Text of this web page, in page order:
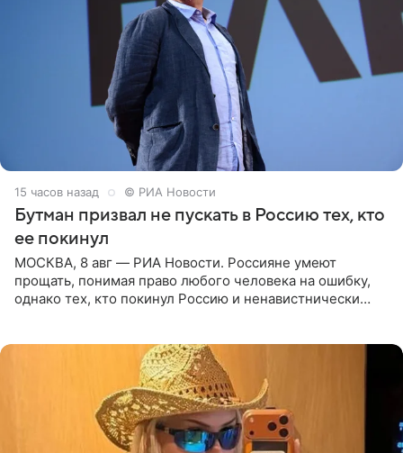
15 часов назад © РИА Новости
Бутман призвал не пускать в Россию тех, кто
ее покинул
МОСКВА, 8 авг — РИА Новости. Россияне умеют
прощать, понимая право любого человека на ошибку,
однако тех, кто покинул Россию и ненавистнически